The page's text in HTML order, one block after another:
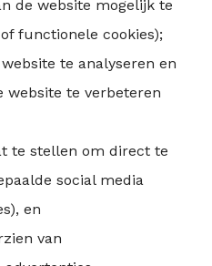
de website mogelijk te
functionele cookies);
te analyseren en
website te verbeteren
te stellen om direct te
social media
en
van